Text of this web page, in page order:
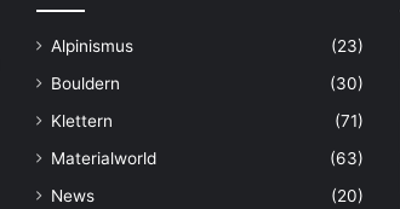
Alpinismus
(23)
Bouldern
(30)
Klettern
(71)
Materialworld
(63)
News
(20)